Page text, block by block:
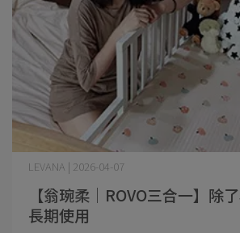
【翁琬柔│ROVO三合一】除
長期使用
LEVANA | 2026-04-07